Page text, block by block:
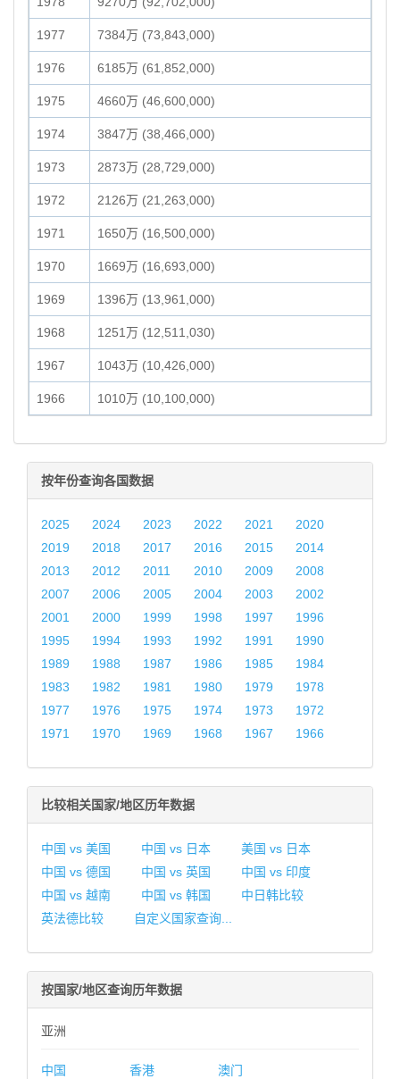
1977 7384万 (73,843,000)
1976 6185万 (61,852,000)
1975 4660万 (46,600,000)
1974 3847万 (38,466,000)
1973 2873万 (28,729,000)
1972 2126万 (21,263,000)
1971 1650万 (16,500,000)
1970 1669万 (16,693,000)
1969 1396万 (13,961,000)
1968 1251万 (12,511,030)
1967 1043万 (10,426,000)
1966 1010万 (10,100,000)
按年份查询各国数据
2025 2024 2023 2022 2021
2020
2019
2018 2017 2016 2015
2014
2013
2012 2011 2010 2009
2008
2007
2006 2005 2004 2003
2002
2001
2000 1999 1998 1997
1996
1995
1994 1993 1992 1991
1990
1989
1988 1987 1986 1985
1984
1983
1982 1981 1980 1979
1978
1977
1976 1975 1974 1973
1972
1971
1970 1969 1968 1967 1966
比较相关国家/地区历年数据
中国 vs 美国 中国 vs 日本
美国 vs 日本
中国 vs 德国
中国 vs 英国
中国 vs 印度
中国 vs 越南
中国 vs 韩国
中日韩比较
英法德比较
自定义国家查询...
按国家/地区查询历年数据
亚洲
中国 香港
澳门